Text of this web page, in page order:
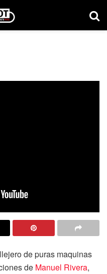
de puras maquinas
de Manuel Rivera,